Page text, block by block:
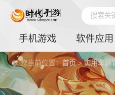
搜索关
手机游戏 软件应用
您当前位置：首页>实用车辆